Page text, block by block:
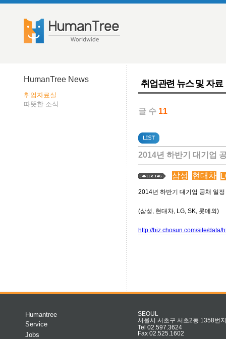
HumanTree News
취업자료실
따뜻한 소식
취업관련 뉴스 및 자료
글 수 11
2014년 하반기 대기업
삼성 현대차
2014년 하반기 대기업 공채 일
(삼성, 현대차, LG, SK, 롯데외)
http://biz.chosun.com/site/
Humantree
Service
Jobs
SEOUL
서울시 서초구 서초2동 1358번
Tel 02.597.3624
Fax 02.525.1602